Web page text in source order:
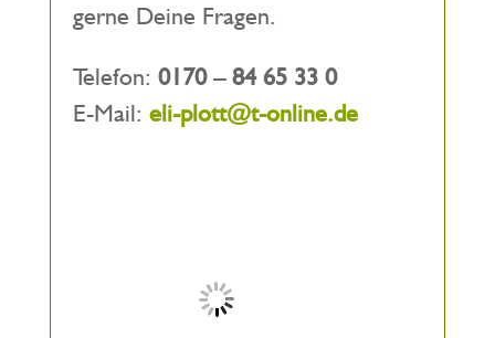
gerne Deine Fragen.
Telefon: 0170 – 84 65 33 0
E-Mail: eli-plott@t-online.de